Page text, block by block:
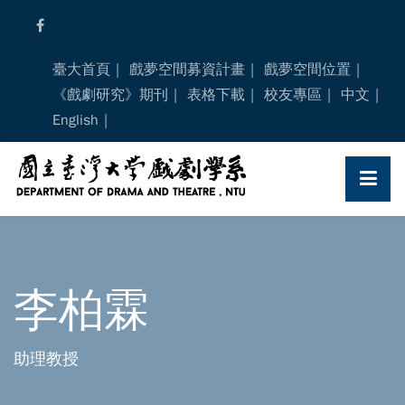
臺大首頁 戲夢空間募資計畫
戲夢空間位置
《戲劇研究》期刊
表格下載 校友專區
中文
English
李柏霖
助理教授